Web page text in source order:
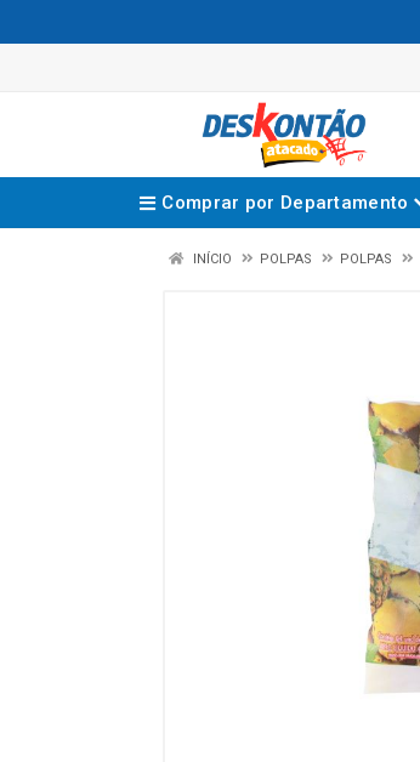
Comprar por Departamento
INÍCIO POLPAS POLPAS